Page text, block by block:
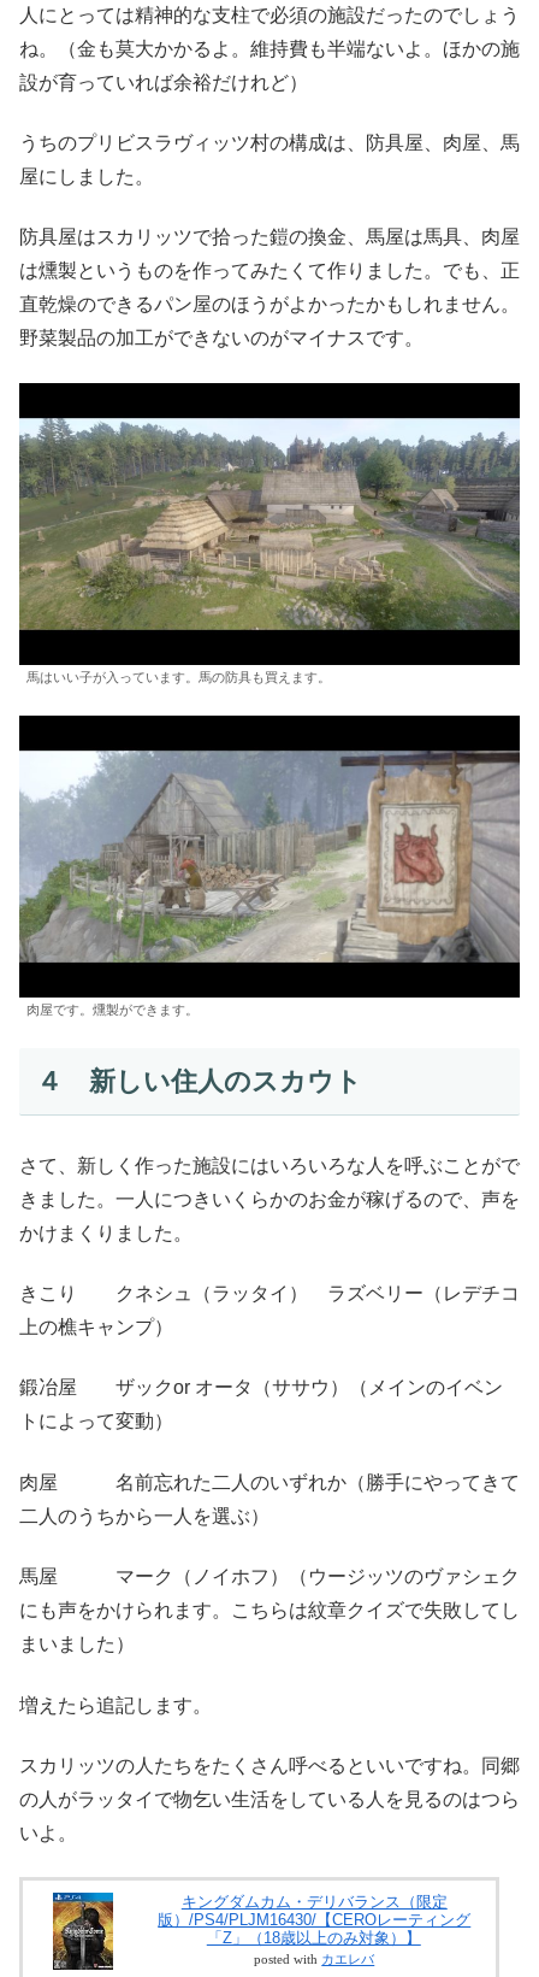
人にとっては精神的な支柱で必須の施設だったのでしょう
ね。（金も莫大かかるよ。維持費も半端ないよ。ほかの施
設が育っていれば余裕だけれど）
うちのプリビスラヴィッツ村の構成は、防具屋、肉屋、馬
屋にしました。
防具屋はスカリッツで拾った鎧の換金、馬屋は馬具、肉屋
は燻製というものを作ってみたくて作りました。でも、正
直乾燥のできるパン屋のほうがよかったかもしれません。
野菜製品の加工ができないのがマイナスです。
馬はいい子が入っています。馬の防具も買えます。
肉屋です。燻製ができます。
４ 新しい住人のスカウト
さて、新しく作った施設にはいろいろな人を呼ぶことがで
きました。一人につきいくらかのお金が稼げるので、声を
かけまくりました。
きこり クネシュ（ラッタイ） ラズベリー（レデチコ
上の樵キャンプ）
鍛冶屋 ザックor オータ（ササウ）（メインのイベン
トによって変動）
肉屋 名前忘れた二人のいずれか（勝手にやってきて
二人のうちから一人を選ぶ）
馬屋 マーク（ノイホフ）（ウージッツのヴァシェク
にも声をかけられます。こちらは紋章クイズで失敗してし
まいました）
増えたら追記します。
スカリッツの人たちをたくさん呼べるといいですね。同郷
の人がラッタイで物乞い生活をしている人を見るのはつら
いよ。
キングダムカム・デリバランス（限定
版）/PS4/PLJM16430/【CEROレーティング
「Z」（18歳以上のみ対象）】
posted with カエレバ